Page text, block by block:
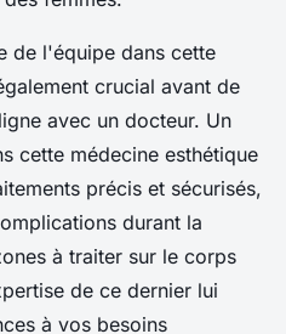
de l'équipe dans cette
crucial avant de
avec un docteur. Un
cette médecine esthétique
précis et sécurisés,
durant la
à traiter sur le corps
de ce dernier lui
à vos besoins